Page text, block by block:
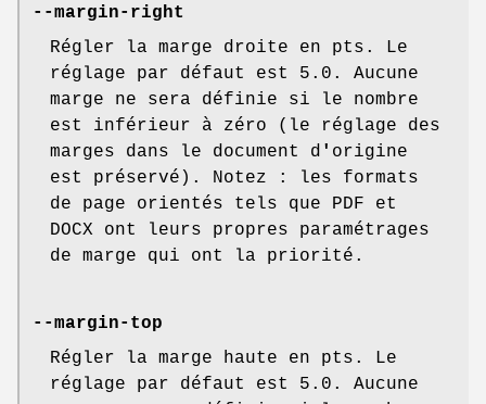
--margin-right
Régler la marge droite en pts. Le
réglage par défaut est 5.0. Aucune
marge ne sera définie si le nombre
est inférieur à zéro (le réglage des
marges dans le document d ' origine
est préservé). Notez : les formats
de page orientés tels que PDF et
DOCX ont leurs propres paramétrages
de marge qui ont la priorité.
--margin-top
Régler la marge haute en pts. Le
réglage par défaut est 5.0. Aucune